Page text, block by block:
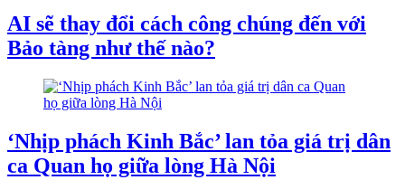
AI sẽ thay đổi cách công chúng đến với
Bảo tàng như thế nào?
‘Nhịp phách Kinh Bắc’ lan tỏa giá trị dân
ca Quan họ giữa lòng Hà Nội